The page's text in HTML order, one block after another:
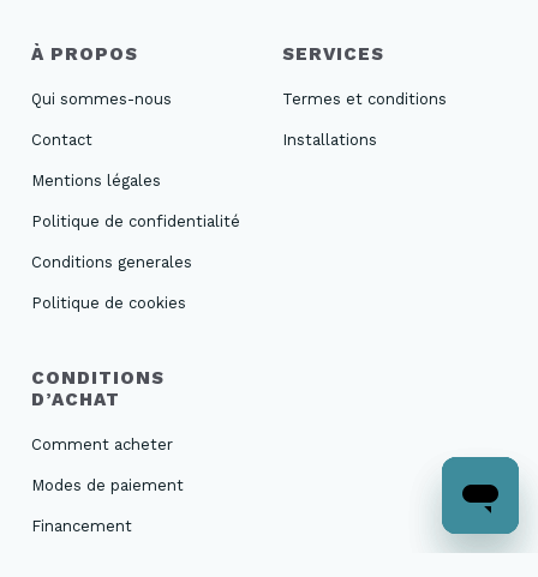
À PROPOS
Qui sommes-nous
Contact
Mentions légales
Politique de confidentialité
Conditions generales
Politique de cookies
SERVICES
Termes et conditions
Installations
CONDITIONS
D’ACHAT
Comment acheter
Modes de paiement
Financement